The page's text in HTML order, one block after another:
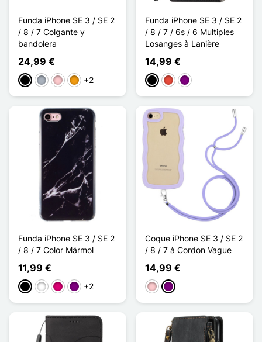
Funda iPhone SE 3 / SE 2
/ 8 / 7 Colgante y
bandolera
24,99 €
NegroGris RosaNaranja
+2
Funda iPhone SE 3 / SE 2
/ 8 / 7 / 6s / 6 Multiples
Losanges à Lanière
14,99 €
NegroRojoPúrpura
Funda iPhone SE 3 / SE 2
/ 8 / 7 Color Mármol
11,99 €
NegroBlancoMagenta
Púrpura
+2
Coque iPhone SE 3 / SE 2
/ 8 / 7 à Cordon Vague
14,99 €
RosaPúrpura